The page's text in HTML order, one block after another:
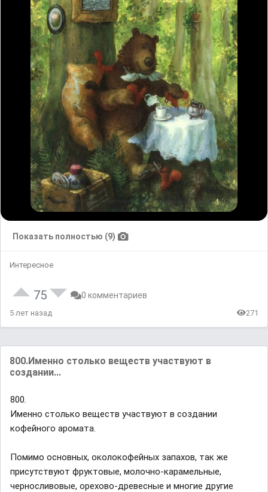
Показать полностью (9)
Интересное
75 0 комментариев
5 лет назад 271
800.Именно столько веществ участвуют в
создании...
800.
Именно столько веществ участвуют в создании
кофейного аромата.
Помимо основных, околокофейных запахов, так же
присутствуют фруктовые, молочно-карамельные,
черносливовые, орехово-древесные и многие другие